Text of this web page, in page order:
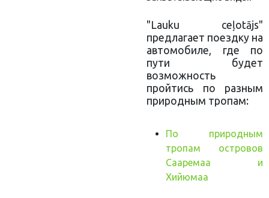
"Lauku ceļotājs"
предлагает поездку на
автомобиле, где по
пути будет
возможность
пройтись по разным
природным тропам:
По природным
тропам островов
Сааремаа и
Хийюмаа